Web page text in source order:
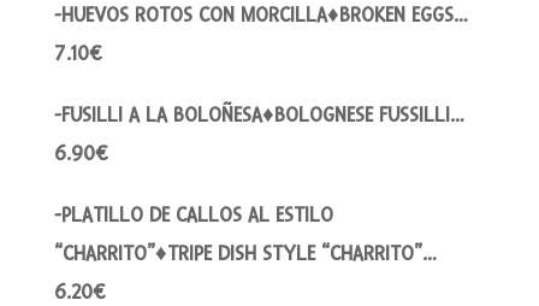
-HUEVOS ROTOS CON MORCILLA♦BROKEN EGGS…
7.10€
-FUSILLI A LA BOLOÑESA♦BOLOGNESE FUSSILLI…
6.90€
-PLATILLO DE CALLOS AL ESTILO
“CHARRITO”♦TRIPE DISH STYLE “CHARRITO”…
6.20€